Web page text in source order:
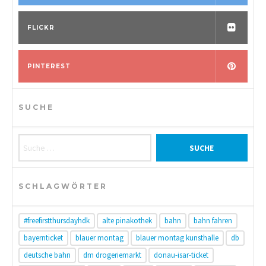
FLICKR
PINTEREST
SUCHE
SCHLAGWÖRTER
#freefirstthursdayhdk alte pinakothek bahn
bahn fahren
bayernticket
blauer montag blauer montag kunsthalle
db
deutsche bahn
dm drogeriemarkt donau-isar-ticket